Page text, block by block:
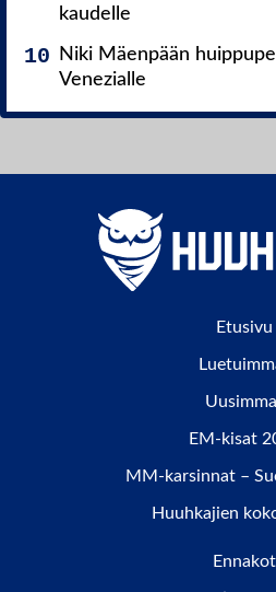
kaudelle
Niki Mäenpään
Venezialle
Etusivu
EM-kisat
MM-karsinnat –
Huuhkajien
Ennakot